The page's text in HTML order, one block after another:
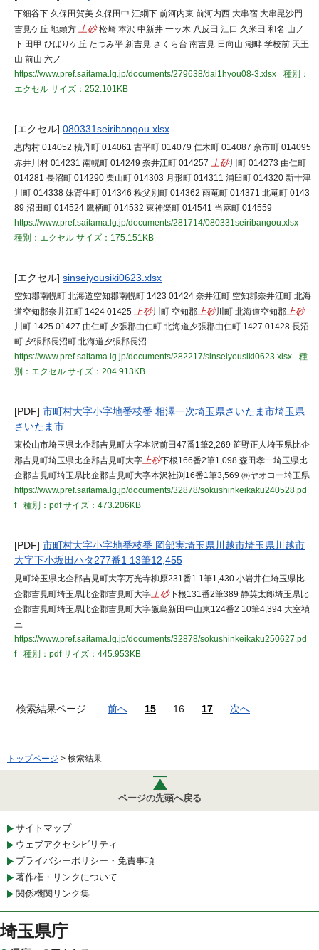
下細谷下 久保田賀美 久保田中 江綱下 前河内東 前河内西 大串宿 大串毘沙門
吉見ケ丘 地頭方 上砂松崎 本沢 中新井 一ッ木 八反田 江口 久米田 和名 山ノ
下 田甲 ひばりケ丘 たつみ平 新吉見 さくら台 南吉見 日向山 湖畔 学校前 天王
山 前山 六ノ
https://www.pref.saitama.lg.jp/documents/279638/dai1hyou08-3.xlsx
種別：
エクセル サイズ：252.101KB
[エクセル] 080331seiribangou.xlsx
恵内村 014052 積丹町 014061 古平町 014079 仁木町 014087 余市町 014095
赤井川村 014231 南幌町 014249 奈井江町 014257 上砂川町 014273 由仁町
014281 長沼町 014290 栗山町 014303 月形町 014311 浦臼町 014320 新十津
川町 014338 妹背牛町 014346 秩父別町 014362 雨竜町 014371 北竜町 0143
89 沼田町 014524 鷹栖町 014532 東神楽町 014541 当麻町 014559
https://www.pref.saitama.lg.jp/documents/281714/080331seiribangou.xlsx
種別：エクセル サイズ：175.151KB
[エクセル] sinseiyousiki0623.xlsx
空知郡南幌町 北海道空知郡南幌町 1423 01424 奈井江町 空知郡奈井江町 北海
道空知郡奈井江町 1424 01425 上砂川町 空知郡上砂川町 北海道空知郡上砂
川町 1425 01427 由仁町 夕張郡由仁町 北海道夕張郡由仁町 1427 01428 長沼
町 夕張郡長沼町 北海道夕張郡長沼
https://www.pref.saitama.lg.jp/documents/282217/sinseiyousiki0623.xlsx
種
別：エクセル サイズ：204.913KB
[PDF] 市町村大字小字地番枝番 相澤一次埼玉県さいたま市埼玉県
さいたま市
東松山市埼玉県比企郡吉見町大字本沢前田47番1筆2,269 笹野正人埼玉県比企
郡吉見町埼玉県比企郡吉見町大字上砂下根166番2筆1,098 森田孝一埼玉県比
企郡吉見町埼玉県比企郡吉見町大字本沢社渕16番1筆3,569 ㈱ヤオコー埼玉県
https://www.pref.saitama.lg.jp/documents/32878/sokushinkeikaku240528.pd
f
種別：pdfサイズ：473.206KB
[PDF] 市町村大字小字地番枝番 岡部実埼玉県川越市埼玉県川越市
大字下小坂田ハタ277番1 13筆12,455
見町埼玉県比企郡吉見町大字万光寺柳原231番1 1筆1,430 小岩井仁埼玉県比
企郡吉見町埼玉県比企郡吉見町大字上砂下根131番2筆389 静英太郎埼玉県比
企郡吉見町埼玉県比企郡吉見町大字飯島新田中山東124番2 10筆4,394 大室禎
三
https://www.pref.saitama.lg.jp/documents/32878/sokushinkeikaku250627.pd
f
種別：pdfサイズ：445.953KB
検索結果ページ 前へ 15 16 17 次へ
トップページ > 検索結果
ページの先頭へ戻る
サイトマップ
ウェブアクセシビリティ
プライバシーポリシー・免責事項
著作権・リンクについて
関係機関リンク集
埼玉県庁